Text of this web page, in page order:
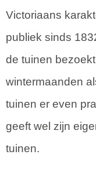
Victoriaans
publiek sinds
de tuinen
wintermaanden
tuinen er even
geeft wel zijn
tuinen.